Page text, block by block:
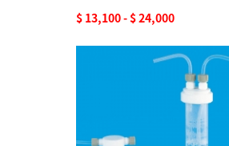
$ 13,100 - $ 24,000